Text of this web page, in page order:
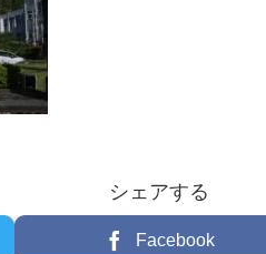
シェアする
Facebook